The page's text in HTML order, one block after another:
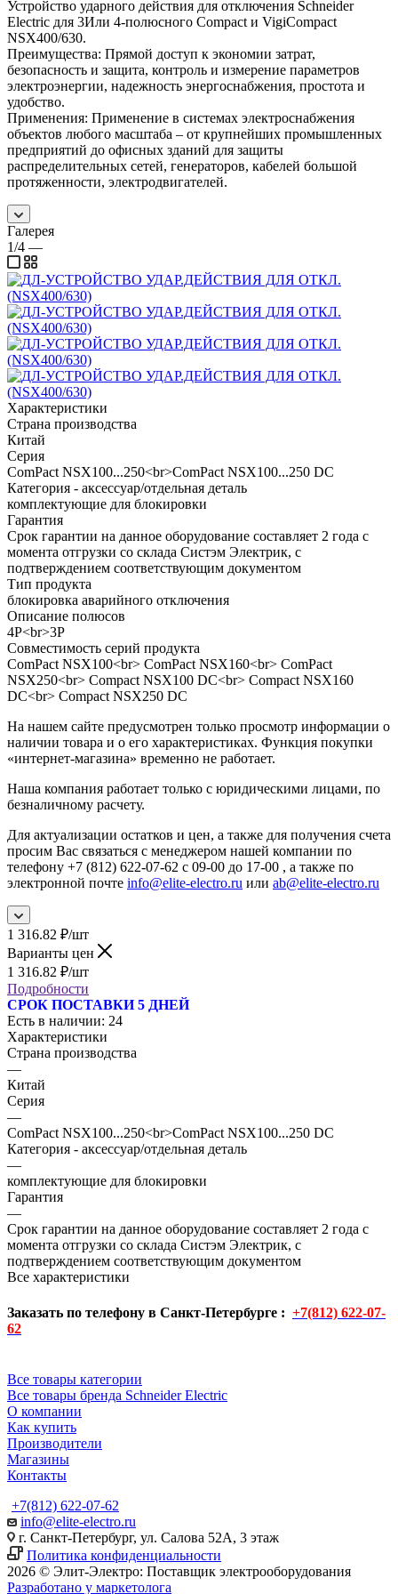
Устройство ударного действия для отключения Schneider
Electric для 3Или 4-полюсного Compact и VigiCompact
NSX400/630.
Преимущества: Прямой доступ к экономии затрат,
безопасность и защита, контроль и измерение параметров
электроэнергии, надежность энергоснабжения, простота и
удобство.
Применения: Применение в системах электроснабжения
объектов любого масштаба – от крупнейших промышленных
предприятий до офисных зданий для защиты
распределительных сетей, генераторов, кабелей большой
протяженности, электродвигателей.
Галерея
1/4 —
Характеристики
Страна производства
Китай
Серия
ComPact NSX100...250<br>ComPact NSX100...250 DC
Категория - аксессуар/отдельная деталь
комплектующие для блокировки
Гарантия
Срок гарантии на данное оборудование составляет 2 года с
момента отгрузки со склада Систэм Электрик, с
подтверждением соответствующим документом
Тип продукта
блокировка аварийного отключения
Описание полюсов
4P<br>3P
Совместимость серий продукта
ComPact NSX100<br> ComPact NSX160<br> ComPact
NSX250<br> Compact NSX100 DC<br> Compact NSX160
DC<br> Compact NSX250 DC
На нашем сайте предусмотрен только просмотр информации о
наличии товара и о его характеристиках. Функция покупки
«интернет-магазина» временно не работает.
Наша компания работает только с юридическими лицами, по
безналичному расчету.
Для актуализации остатков и цен, а также для получения счета
просим Вас связаться с менеджером нашей компании по
телефону +7 (812) 622-07-62 с 09-00 до 17-00 , а также по
электронной почте info@elite-electro.ru или ab@elite-electro.ru
1 316.82 ₽/шт
Варианты цен
1 316.82 ₽/шт
Подробности
СРОК ПОСТАВКИ 5 ДНЕЙ
Есть в наличии: 24
Характеристики
Страна производства
—
Китай
Серия
—
ComPact NSX100...250<br>ComPact NSX100...250 DC
Категория - аксессуар/отдельная деталь
—
комплектующие для блокировки
Гарантия
—
Срок гарантии на данное оборудование составляет 2 года с
момента отгрузки со склада Систэм Электрик, с
подтверждением соответствующим документом
Все характеристики
Заказать по телефону в Санкт-Петербурге : +7(812) 622-07-
62
Все товары категории
Все товары бренда Schneider Electric
О компании
Как купить
Производители
Магазины
Контакты
+7(812) 622-07-62
info@elite-electro.ru
г. Санкт-Петербург, ул. Салова 52А, 3 этаж
Политика конфиденциальности
2026 © Элит-Электро: Поставщик электрооборудования
Разработано у маркетолога